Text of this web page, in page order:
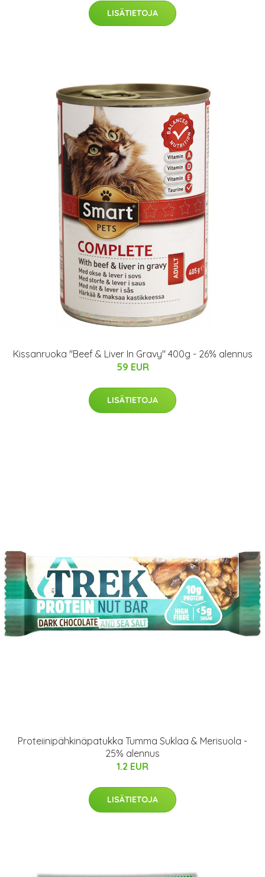
LISÄTIETOJA
Kissanruoka "Beef & Liver In Gravy" 400g - 26% alennus
59 EUR
LISÄTIETOJA
Proteiinipähkinäpatukka Tumma Suklaa & Merisuola -
25% alennus
1.2 EUR
LISÄTIETOJA